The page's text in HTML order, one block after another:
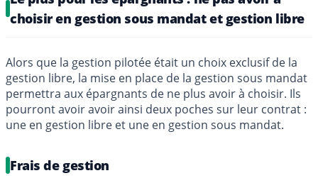
choisir en gestion sous mandat et gestion libre
Alors que la gestion pilotée était un choix exclusif de la
gestion libre, la mise en place de la gestion sous mandat
permettra aux épargnants de ne plus avoir à choisir. Ils
pourront avoir avoir ainsi deux poches sur leur contrat :
une en gestion libre et une en gestion sous mandat.
Frais de gestion